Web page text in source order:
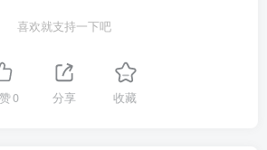
喜欢就支持一下吧
0 分享 收藏